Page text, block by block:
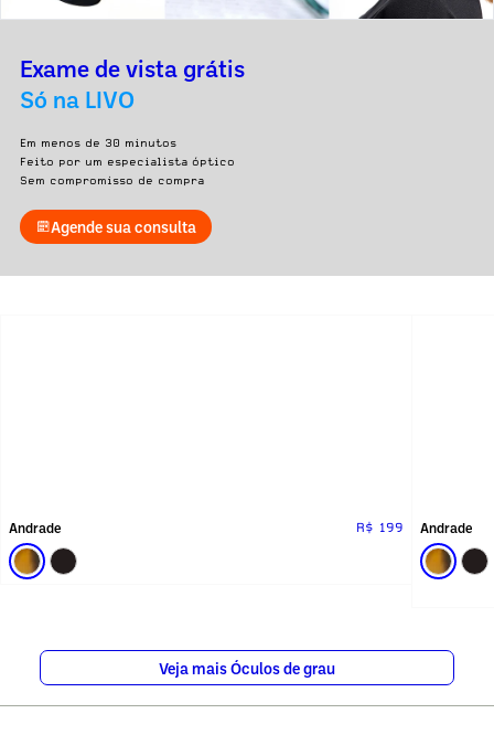
Exame de vista grátis
Só na LIVO
Em menos de 30 minutos
Feito por um especialista óptico
Sem compromisso de compra
Agende sua consulta
Andrade R$ 199 Andrade
Veja mais Óculos de grau